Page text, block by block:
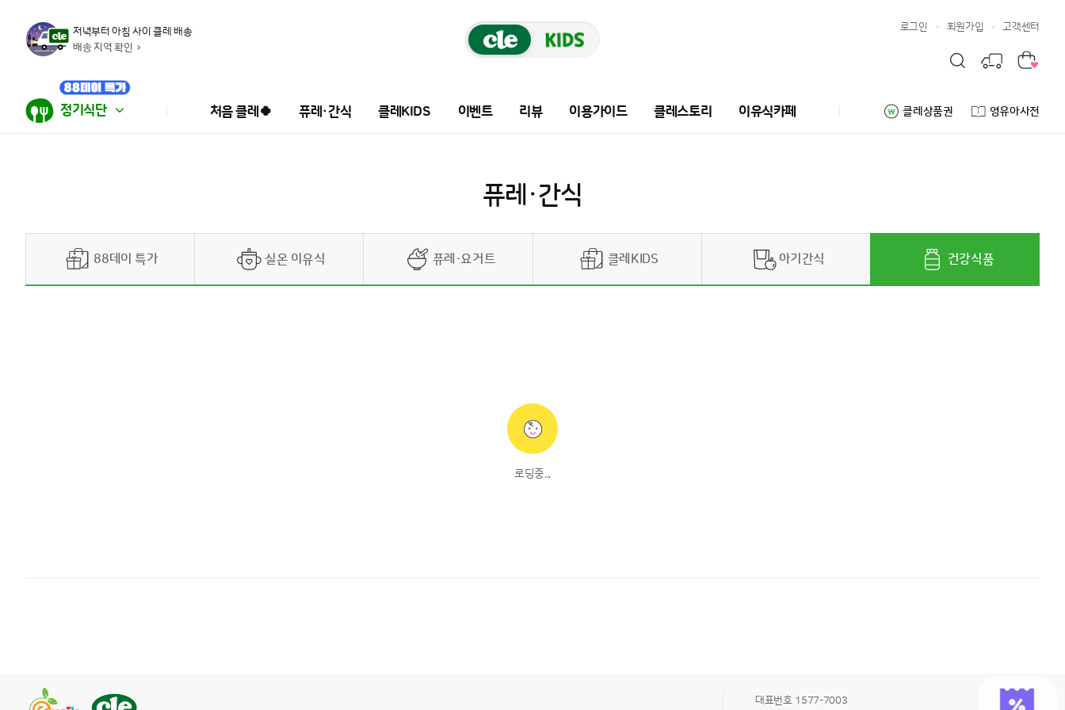
저녁부터 아침 사이 클레 배송
배송 지역 확인
로그인 회원가입 고객센터
정기식단 처음 클레🍀 퓨레·간식 클레KIDS 이벤트 리뷰 이용가이드 클레스토리 이유식카페 클레상품권 영유아사전
퓨레·간식
88데이 특가 실온 이유식 퓨레·요거트 클레KIDS 아기간식 건강식품
로딩중...
대표번호 1577-7003